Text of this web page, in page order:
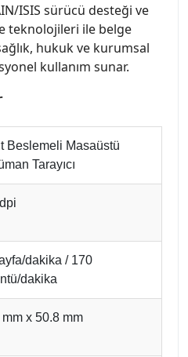
ISIS sürücü desteği ve
teknolojileri ile belge
hukuk ve kurumsal
kullanım sunar.
Beslemeli Masaüstü
Tarayıcı
dakika / 170
dakika
x 50.8 mm